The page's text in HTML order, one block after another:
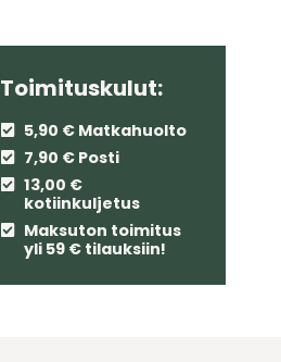
Toimituskulut:
5,90 € Matkahuolto
7,90 € Posti
13,00 €
kotiinkuljetus
Maksuton toimitus
yli 59 € tilauksiin!